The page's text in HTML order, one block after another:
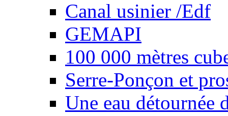
Canal usinier /Edf
GEMAPI
100 000 mètres
Serre-Ponçon et
Une eau détournée